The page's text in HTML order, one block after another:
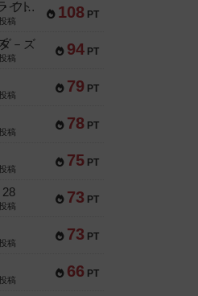
108 PT
ファースト・イン・フライト
稿
94 PT
－ズ
稿
79 PT
稿
78 PT
稿
75 PT
稿
73 PT
稿
73 PT
稿
66 PT
稿